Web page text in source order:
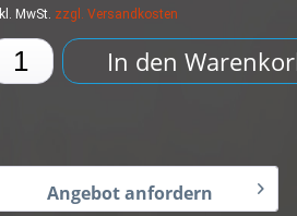
MwSt. zzgl. Versandkosten
In den
Angebot anfordern